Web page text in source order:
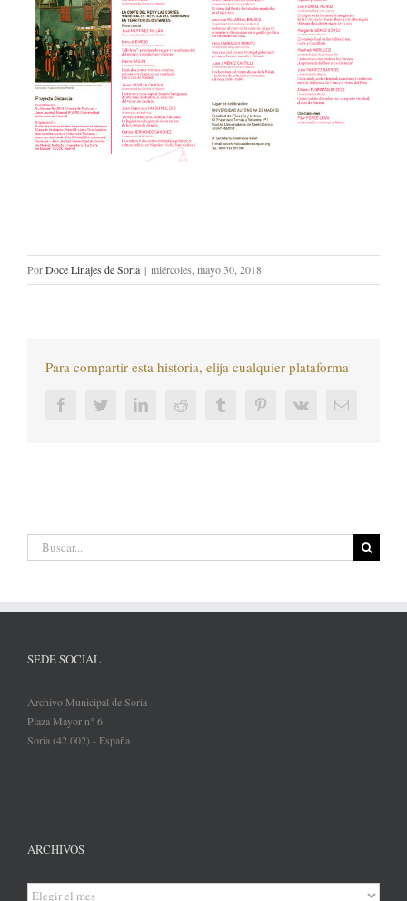
PorDoce Linajes de Soria | miércoles, mayo 30, 2018
Para compartir esta historia, elija cualquier plataforma
FacebookTwitterLinkedInReddit Tumblr PinterestVk
Correo
Buscar:
SEDE SOCIAL
Archivo Municipal de Soria
Plaza Mayor n° 6
Soria (42.002) - España
ARCHIVOS
Archivos